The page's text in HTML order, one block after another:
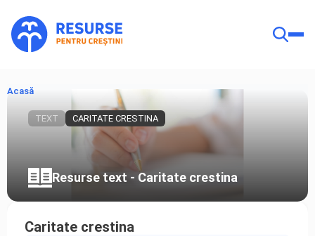
Acasă
TEXT CARITATE CRESTINA
Resurse text - Caritate crestina
Caritate crestina